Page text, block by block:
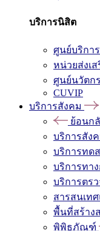
บริการนิสิต
ศูนย์บริกา
หน่วยส่งเ
ศูนย์นวัตกร
CUVIP
บริการสังคม
ย้อนก
บริการสัง
บริการทด
บริการทา
บริการตร
สารสนเท
พื้นที่สร้าง
พิพิธภัณฑ์